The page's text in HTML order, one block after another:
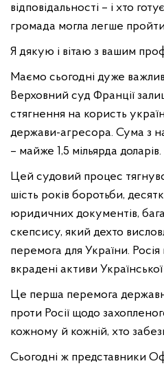
відповідальності – і хто
громада могла легше
Я дякую і вітаю з вашим
Маємо сьогодні дуже
Верховний суд Франції
стягнення на користь
держави-агресора. Сума з
– майже 1,5 мільярда доларів.
Цей судовий процес
шість років боротьби,
юридичних документів,
скепсису, який дехто
перемога для України. Росія
вкрадені активи
Це перша перемога
проти Росії щодо
кожному й кожній, хто
Сьогодні ж представники